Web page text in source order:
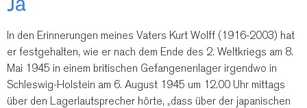
In den Erinnerungen meines Vaters Kurt Wolff (1916-2003) hat
er festgehalten, wie er nach dem Ende des 2. Weltkriegs am 8.
Mai 1945 in einem britischen Gefangenenlager irgendwo in
Schleswig-Holstein am 6. August 1945 um 12.00 Uhr mittags
über den Lagerlautsprecher hörte, „dass über der japanischen